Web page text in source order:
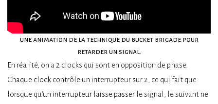
une animation de la technique du bucket brigade pour
retarder un signal.
En réalité, on a 2 clocks qui sont en opposition de phase.
Chaque clock contrôle un interrupteur sur 2, ce qui fait que
lorsque qu’un interrupteur laisse passer le signal, le suivant ne